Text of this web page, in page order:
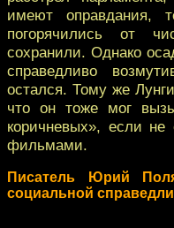
имеют оправдания,
погорячились от
сохранили. Однако
справедливо
остался. Тому же
что он тоже мог
коричневых», если
фильмами.
Писатель Юрий
социальной